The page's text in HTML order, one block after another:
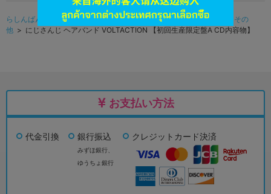
らしんばんオンライン（アニメ系グッズ中古販売）TOP>グッズ
その
他 > にじさんじ ヘアバンド VOLTACTION 【初回生産限定盤A CD内容物】
お支払い方法
代金引換 銀行振込
みずほ銀行、
ゆうちょ銀行
クレジットカード決済